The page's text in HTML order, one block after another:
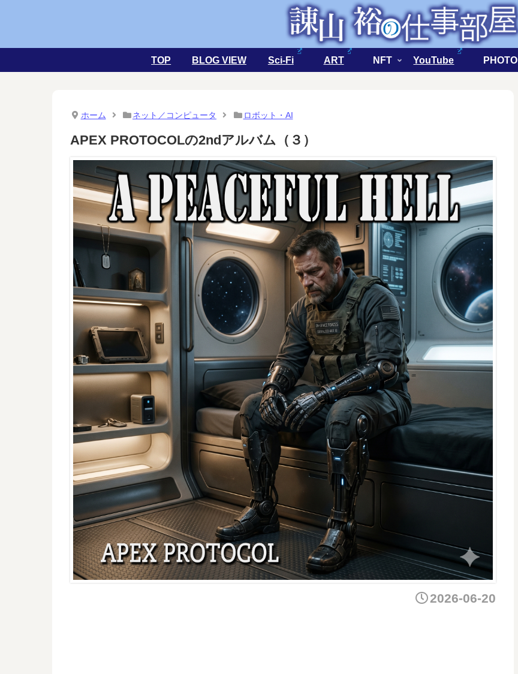
TOP BLOG VIEW Sci-Fi ART NFT YouTube PHOTO
ホーム ネット／コンピュータ ロボット・AI
APEX PROTOCOLの2ndアルバム（３）
2026-06-20